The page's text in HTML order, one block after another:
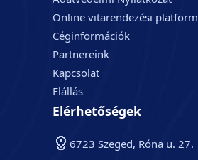
Online vitarendezési platform
Céginformációk
Partnereink
Kapcsolat
Elállás
Elérhetőségek
6723 Szeged, Róna u. 27.